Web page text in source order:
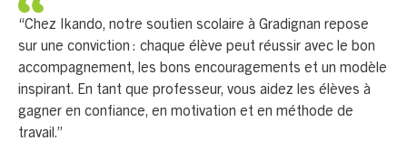
“Chez Ikando, notre soutien scolaire à Gradignan repose
sur une conviction : chaque élève peut réussir avec le bon
accompagnement, les bons encouragements et un modèle
inspirant. En tant que professeur, vous aidez les élèves à
gagner en confiance, en motivation et en méthode de
travail.”